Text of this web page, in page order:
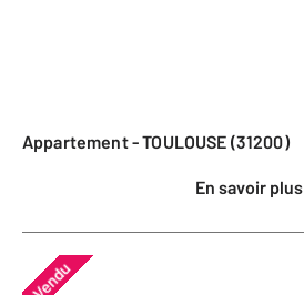
Appartement - TOULOUSE (31200)
En savoir plus
Vendu